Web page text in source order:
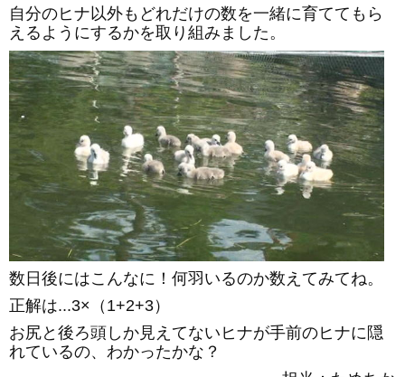
自分のヒナ以外もどれだけの数を一緒に育ててもら
えるようにするかを取り組みました。
数日後にはこんなに！何羽いるのか数えてみてね。
正解は...3×（1+2+3）
お尻と後ろ頭しか見えてないヒナが手前のヒナに隠
れているの、わかったかな？